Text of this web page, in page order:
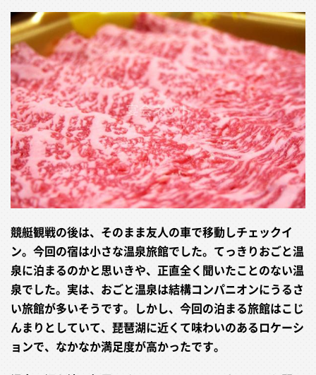
競艇観戦の後は、そのまま友人の車で移動しチェックイ
ン。今回の宿は小さな温泉旅館でした。てっきりおごと温
泉に泊まるのかと思いきや、正直全く聞いたことのない温
泉でした。実は、おごと温泉は結構コンパニオンにうるさ
い旅館が多いそうです。しかし、今回の泊まる旅館はこじ
んまりとしていて、琵琶湖に近くて味わいのあるロケーシ
ョンで、なかなか満足度が高かったです。